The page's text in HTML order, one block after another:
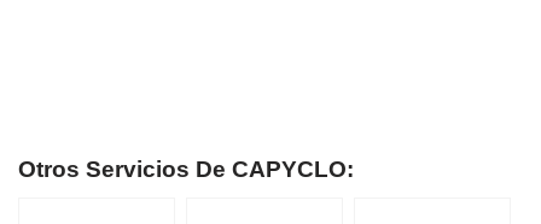
Otros Servicios De CAPYCLO: